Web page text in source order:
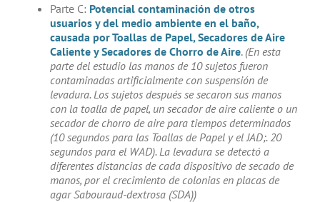
Parte C: Potencial contaminación de otros
usuarios y del medio ambiente en el baño,
causada por Toallas de Papel, Secadores de Aire
Caliente y Secadores de Chorro de Aire. (En esta
parte del estudio las manos de 10 sujetos fueron
contaminadas artificialmente con suspensión de
levadura. Los sujetos después se secaron sus manos
con la toalla de papel, un secador de aire caliente o un
secador de chorro de aire para tiempos determinados
(10 segundos para las Toallas de Papel y el JAD;. 20
segundos para el WAD). La levadura se detectó a
diferentes distancias de cada dispositivo de secado de
manos, por el crecimiento de colonias en placas de
agar Sabouraud-dextrosa (SDA))